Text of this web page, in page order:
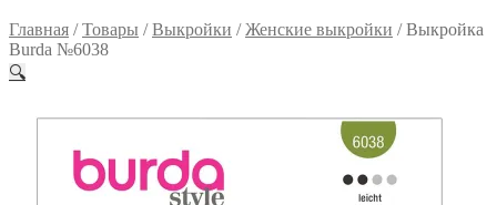
Главная /Товары /Выкройки /Женские выкройки /Выкройка
Burda №6038
🔍